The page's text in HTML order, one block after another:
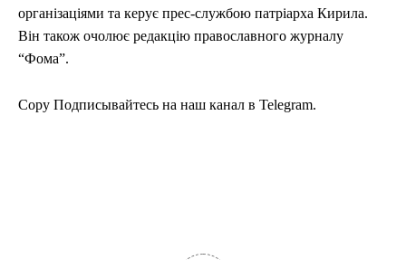
організаціями та керує прес-службою патріарха Кирила.
Він також очолює редакцію православного журналу
“Фома”.
Copy Подписывайтесь на наш канал в Telegram.